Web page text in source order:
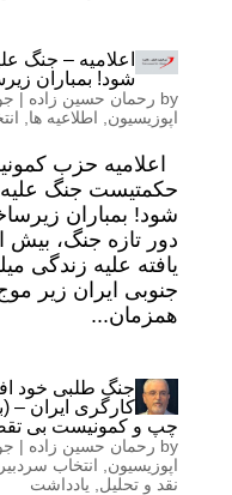
اعلامیه – جنگ
شود! بمباران
by رحمان حسین زاده | جولای
اپوزیسیون
اطلاعیه ها
اعلامیه حزب
حکمتیست جنگ علیه
شود! بمباران
دور تازه جنگ،
یافته علیه زندگی
جنوبی ایران زیر
همزمان...
جنگ طلبی خود
کارگری ایران –
چپ و کمونیست بی
by رحمان حسین زاده | جولای
اپوزیسیون
انتخاب سردبیر
نقد و تحلیل
یادداشت